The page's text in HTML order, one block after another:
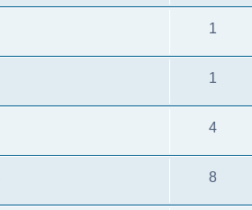
1
1
4
8